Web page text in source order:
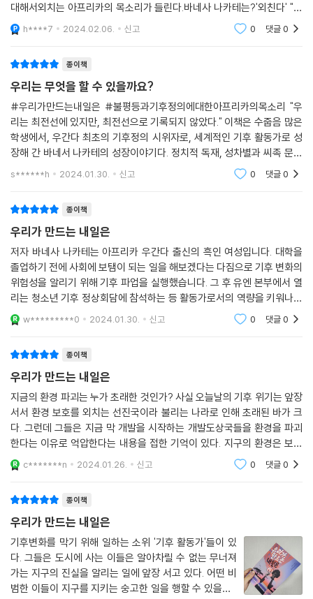
대해서외치는 아프리카의 목소리가 들린다.바네사 나카테는?'외친다' "당
신들은 내 사진을 지운 게아니라,아프리카 대륙을 삭제한 것이다."??202
0년 스위스 디보스 세계경제포럼
h****7 2024.02.06. 신고 0 댓글0
종이책
우리는 무엇을 할 수 있을까요?
#우리가만드는내일은 #불평등과기후정의에대한아프리카의목소리 "우
리는 최전선에 있지만, 최전선으로 기록되지 않았다." 이책은 수줍음 많은
학생에서, 우간다 최초의 기후정의 시위자로, 세계적인 기후 활동가로 성
장해 간 바네서 나카테의 성장이야기다. 정치적 독재, 성차별과 씨족 문화
가 여전한 공동체에서 홀로 시작한 기후 파업, 국제 행사에 참가하면서 겪
s******h 2024.01.30. 신고 0 댓글0
종이책
우리가 만드는 내일은
저자 바네사 나카테는 아프리카 우간다 출신의 흑인 여성입니다. 대학을
졸업하기 전에 사회에 보탬이 되는 일을 해보겠다는 다짐으로 기후 변화의
위험성을 알리기 위해 기후 파업을 실행했습니다. 그 후 유엔 본부에서 열
리는 청소년 기후 정상회담에 참석하는 등 활동가로서의 역량을 키워나갔
습니다. 그러던 중 2020년 다보스 세계경제포럼에 참석하게 되었는데, 그
때 언론은 그의
w*********0 2024.01.30. 신고 0 댓글0
종이책
우리가 만드는 내일은
지금의 환경 파괴는 누가 초래한 것인가? 사실 오늘날의 기후 위기는 앞장
서서 환경 보호를 외치는 선진국이라 불리는 나라로 인해 초래된 바가 크
다. 그런데 그들은 지금 막 개발을 시작하는 개발도상국들을 환경을 파괴
한다는 이유로 억압한다는 내용을 접한 기억이 있다. 지구의 환경은 보호
되어야 하며 이것은 인류 모두의 사명일 것이다. 그런데 이러한 일들이 누
군가에게는 불평등
c*******n 2024.01.26. 신고 0 댓글0
종이책
우리가 만드는 내일은
기후변화를 막기 위해 일하는 소위 '기후 활동가'들이 있
다. 그들은 도시에 사는 이들은 알아차릴 수 없는 무너져
가는 지구의 진실을 알리는 일에 앞장 서고 있다. 어떤 비
범한 이들이 지구를 지키는 숭고한 일을 행할 수 있을까?